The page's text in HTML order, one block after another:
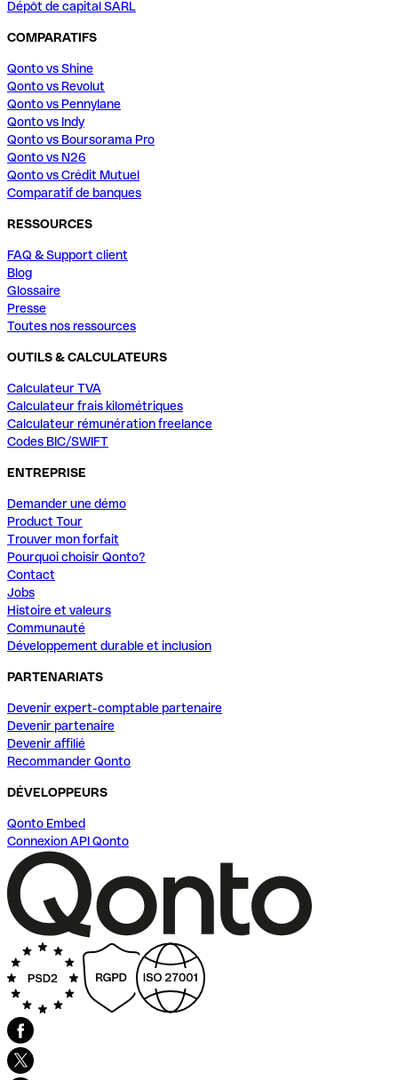
Dépôt de capital SARL
COMPARATIFS
Qonto vs Shine
Qonto vs Revolut
Qonto vs Pennylane
Qonto vs Indy
Qonto vs Boursorama Pro
Qonto vs N26
Qonto vs Crédit Mutuel
Comparatif de banques
RESSOURCES
FAQ & Support client
Blog
Glossaire
Presse
Toutes nos ressources
OUTILS & CALCULATEURS
Calculateur TVA
Calculateur frais kilométriques
Calculateur rémunération freelance
Codes BIC/SWIFT
ENTREPRISE
Demander une démo
Product Tour
Trouver mon forfait
Pourquoi choisir Qonto?
Contact
Jobs
Histoire et valeurs
Communauté
Développement durable et inclusion
PARTENARIATS
Devenir expert-comptable partenaire
Devenir partenaire
Devenir affilié
Recommander Qonto
DÉVELOPPEURS
Qonto Embed
Connexion API Qonto